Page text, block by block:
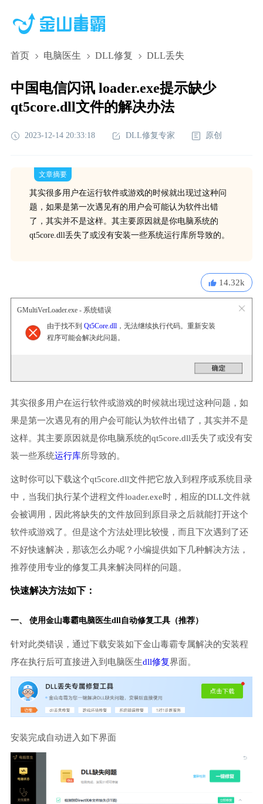
首页 电脑医生 DLL修复 DLL丢失
中国电信闪讯 loader.exe提示缺少
qt5core.dll文件的解决办法
2023-12-14 20:33:18 DLL修复专家 原创
文章摘要
其实很多用户在运行软件或游戏的时候就出现过这种问
题，如果是第一次遇见有的用户会可能认为软件出错
了，其实并不是这样。其主要原因就是你电脑系统的
qt5core.dll丢失了或没有安装一些系统运行库所导致的。
14.32k
GMultiVerLoader.exe - 系统错误
由于找不到 Qt5Core.dll，无法继续执行代码。重新安装
程序可能会解决此问题。
其实很多用户在运行软件或游戏的时候就出现过这种问题，如
果是第一次遇见有的用户会可能认为软件出错了，其实并不是
这样。其主要原因就是你电脑系统的qt5core.dll丢失了或没有安
装一些系统运行库所导致的。
这时你可以下载这个qt5core.dll文件把它放入到程序或系统目录
中，当我们执行某个进程文件loader.exe时，相应的DLL文件就
会被调用，因此将缺失的文件放回到原目录之后就能打开这个
软件或游戏了。但是这个方法处理比较慢，而且下次遇到了还
不好快速解决，那该怎么办呢？小编提供如下几种解决方法，
推荐使用专业的修复工具来解决同样的问题。
快速解决方法如下：
一、 使用金山毒霸电脑医生dll自动修复工具（推荐）
针对此类错误，通过下载安装如下金山毒霸专属解决的安装程
序在执行后可直接进入到电脑医生dll修复界面。
安装完成自动进入如下界面